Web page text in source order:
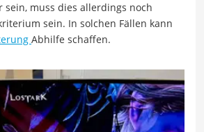
sein, muss dies allerdings noch
sein. In solchen Fällen kann
Abhilfe schaffen.